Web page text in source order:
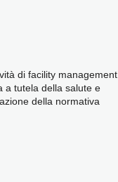
di facility management.
a tutela della salute e
della normativa